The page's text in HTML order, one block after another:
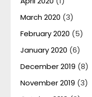
March 2020 (3)
February 2020 (5)
January 2020 (6)
December 2019 (8)
November 2019 (3)